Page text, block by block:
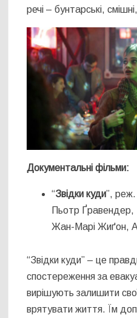
речі – бунтарські,
Документальні фільми:
“Звідки куди”,
Пьотр
Жан-Марі Жиґон,
“Звідки куди” – це
спостереження за
вирішують залишити
врятувати життя. Їм